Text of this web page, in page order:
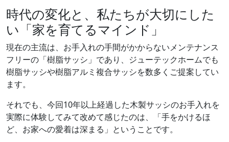
時代の変化と、私たちが大切にした
い「家を育てるマインド」
現在の主流は、お手入れの手間がかからないメンテナンス
フリーの「樹脂サッシ」であり、ジューテックホームでも
樹脂サッシや樹脂アルミ複合サッシを数多くご提案してい
ます。
それでも、今回10年以上経過した木製サッシのお手入れを
実際に体験してみて改めて感じたのは、「手をかけるほ
ど、お家への愛着は深まる」ということです。